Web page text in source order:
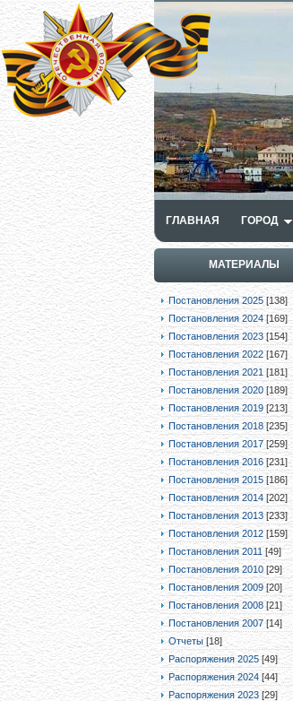
ГЛАВНАЯ ГОРОД
МАТЕРИАЛЫ
Постановления 2025 [138]
Постановления 2024 [169]
Постановления 2023 [154]
Постановления 2022 [167]
Постановления 2021 [181]
Постановления 2020 [189]
Постановления 2019 [213]
Постановления 2018 [235]
Постановления 2017 [259]
Постановления 2016 [231]
Постановления 2015 [186]
Постановления 2014 [202]
Постановления 2013 [233]
Постановления 2012 [159]
Постановления 2011 [49]
Постановления 2010 [29]
Постановления 2009 [20]
Постановления 2008 [21]
Постановления 2007 [14]
Отчеты [18]
Распоряжения 2025 [49]
Распоряжения 2024 [44]
Распоряжения 2023 [29]